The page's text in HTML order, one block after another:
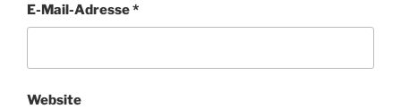
E-Mail-Adresse*
Website